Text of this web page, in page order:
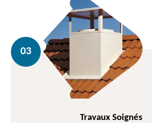
Travaux Soignés